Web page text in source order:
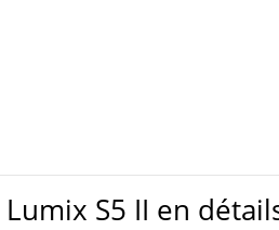
S5 II en